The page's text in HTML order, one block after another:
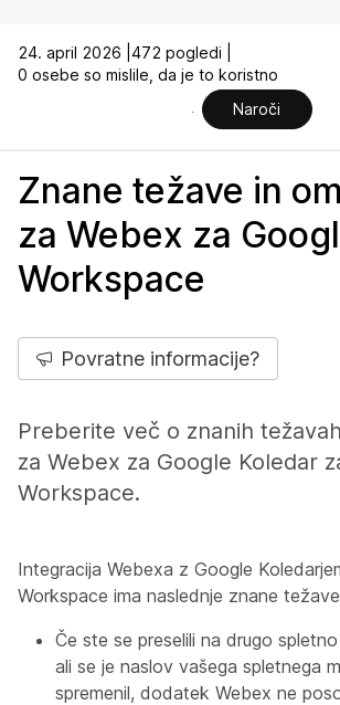
24. april 2026 | 472 pogledi |
0 osebe so mislile, da je to koristno
Naroči
Znane težave in
za Webex za
Workspace
Povratne informacije?
Preberite več o znanih
za Webex za Google Koledar
Workspace.
Integracija Webexa z Google
Workspace ima naslednje znane
Če ste se preselili na drugo
ali se je naslov vašega spletnega
spremenil, dodatek Webex ne